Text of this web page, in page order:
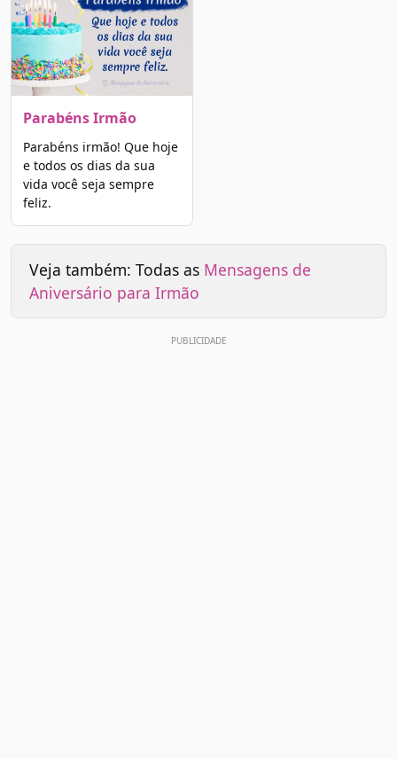
Parabéns Irmão
Parabéns irmão! Que hoje
e todos os dias da sua
vida você seja sempre
feliz.
Veja também: Todas as Mensagens de
Aniversário para Irmão